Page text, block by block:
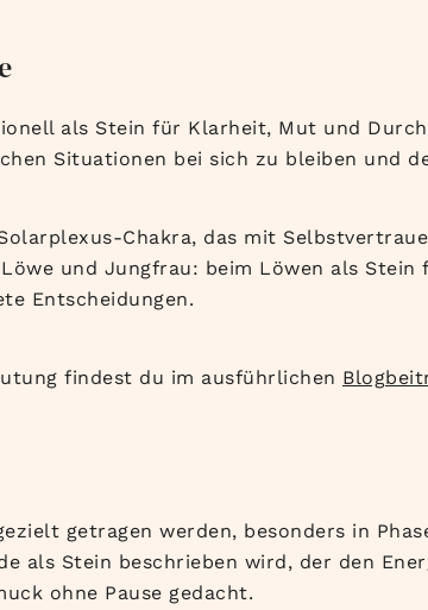
als Stein für Klarheit, Mut und
Situationen bei sich zu bleiben und
Chakra, das mit
und Jungfrau: beim Löwen als
Entscheidungen.
findest du im ausführlichen
getragen werden, besonders in
als Stein beschrieben wird, der den
ohne Pause gedacht.